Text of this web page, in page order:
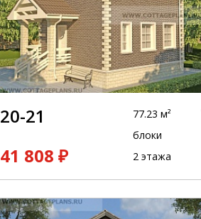
20-21
41 808 ₽
77.23 м²
блоки
2 этажа